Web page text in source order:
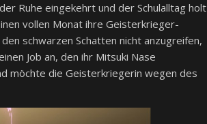
Ruhe eingekehrt und der Schulalltag holt
vollen Monat ihre Geisterkrieger-
schwarzen Schatten nicht anzugreifen,
Job an, den ihr Mitsuki Nase
möchte die Geisterkriegerin wegen des